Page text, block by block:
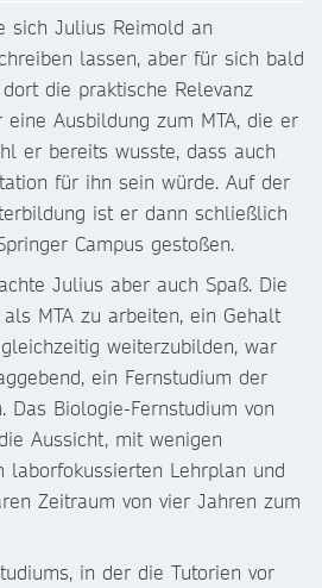
sich Julius Reimold an
lassen, aber für sich bald
die praktische Relevanz
Ausbildung zum MTA, die er
er bereits wusste, dass auch
für ihn sein würde. Auf der
ist er dann schließlich
Campus gestoßen.
Julius aber auch Spaß. Die
MTA zu arbeiten, ein Gehalt
weiterzubilden, war
ein Fernstudium der
Das Biologie-Fernstudium von
Aussicht, mit wenigen
laborfokussierten Lehrplan und
Zeitraum von vier Jahren zum
in der die Tutorien vor